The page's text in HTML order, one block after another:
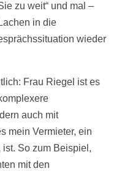
zu weit“ und mal –
in die
wieder
Frau Riegel ist es
auch mit
mein Vermieter, ein
So zum Beispiel,
mit den